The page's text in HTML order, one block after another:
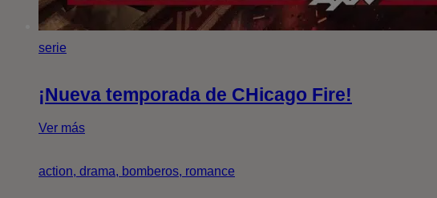
serie
¡Nueva temporada de CHicago Fire!
Ver más
action, drama, bomberos, romance